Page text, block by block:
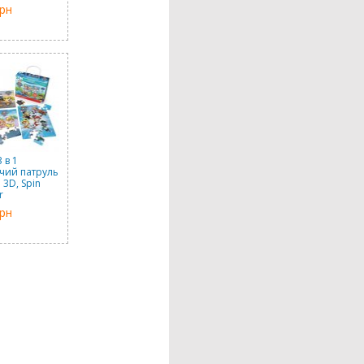
в 1
патруль
Spin